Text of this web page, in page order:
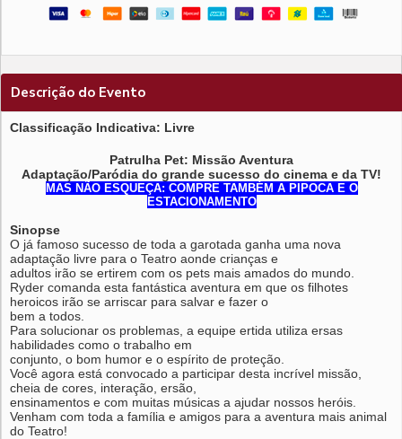
Descrição do Evento
Classificação Indicativa: Livre
Patrulha Pet: Missão Aventura
Adaptação/Paródia do grande sucesso do cinema e da TV!
MAS NÃO ESQUEÇA: COMPRE TAMBÉM A PIPOCA E O
ESTACIONAMENTO
Sinopse
O já famoso sucesso de toda a garotada ganha uma nova
adaptação livre para o Teatro aonde crianças e
adultos irão se ertirem com os pets mais amados do mundo.
Ryder comanda esta fantástica aventura em que os filhotes
heroicos irão se arriscar para salvar e fazer o
bem a todos.
Para solucionar os problemas, a equipe ertida utiliza ersas
habilidades como o trabalho em
conjunto, o bom humor e o espírito de proteção.
Você agora está convocado a participar desta incrível missão,
cheia de cores, interação, ersão,
ensinamentos e com muitas músicas a ajudar nossos heróis.
Venham com toda a família e amigos para a aventura mais animal
do Teatro!